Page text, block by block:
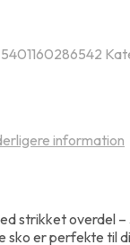
5401160286542
information
strikket overdel
sko er perfekte til